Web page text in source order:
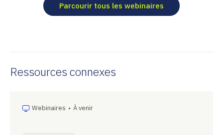
Parcourir tous les webinaires
Ressources connexes
Webinaires • À venir